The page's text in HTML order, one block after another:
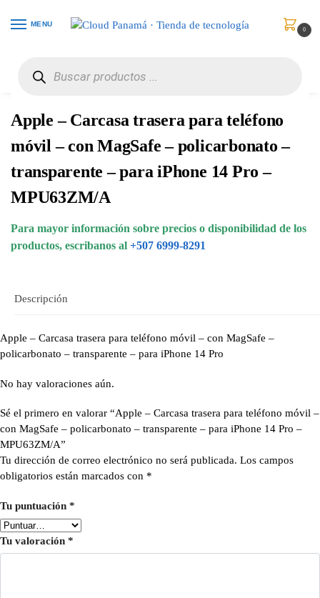
MENU
0
Apple – Carcasa trasera para teléfono
móvil – con MagSafe – policarbonato –
transparente – para iPhone 14 Pro –
MPU63ZM/A
Para mayor información sobre precios o disponibilidad de los
productos, escribanos al +507 6999-8291
Descripción
Apple – Carcasa trasera para teléfono móvil – con MagSafe –
policarbonato – transparente – para iPhone 14 Pro
No hay valoraciones aún.
Sé el primero en valorar “Apple – Carcasa trasera para teléfono móvil –
con MagSafe – policarbonato – transparente – para iPhone 14 Pro –
MPU63ZM/A”
Tu dirección de correo electrónico no será publicada. Los campos
obligatorios están marcados con *
Tu puntuación *
Tu valoración *